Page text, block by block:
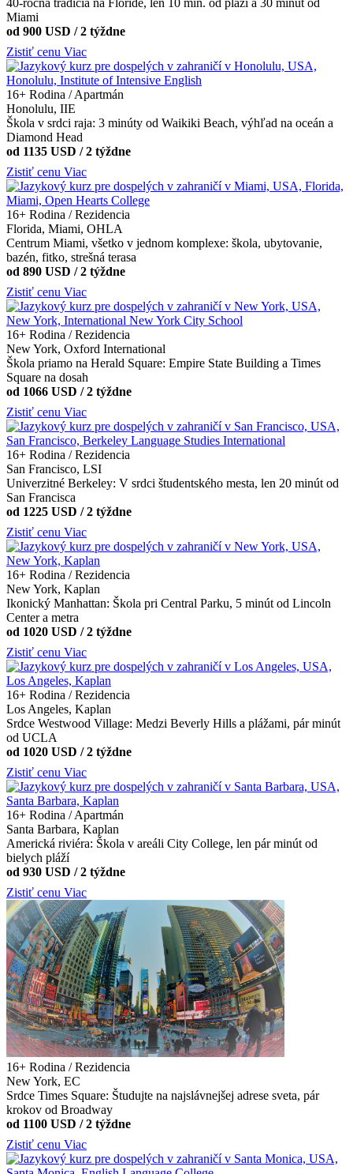
Miami
od 900 USD / 2 týždne
Zistiť cenu Viac
16+ Rodina / Apartmán
Honolulu, IIE
Škola v srdci raja: 3 minúty od Waikiki Beach, výhľad na oceán a
Diamond Head
od 1135 USD / 2 týždne
Zistiť cenu Viac
16+ Rodina / Rezidencia
Florida, Miami, OHLA
Centrum Miami, všetko v jednom komplexe: škola, ubytovanie,
bazén, fitko, strešná terasa
od 890 USD / 2 týždne
Zistiť cenu Viac
16+ Rodina / Rezidencia
New York, Oxford International
Škola priamo na Herald Square: Empire State Building a Times
Square na dosah
od 1066 USD / 2 týždne
Zistiť cenu Viac
16+ Rodina / Rezidencia
San Francisco, LSI
Univerzitné Berkeley: V srdci študentského mesta, len 20 minút od
San Francisca
od 1225 USD / 2 týždne
Zistiť cenu Viac
16+ Rodina / Rezidencia
New York, Kaplan
Ikonický Manhattan: Škola pri Central Parku, 5 minút od Lincoln
Center a metra
od 1020 USD / 2 týždne
Zistiť cenu Viac
16+ Rodina / Rezidencia
Los Angeles, Kaplan
Srdce Westwood Village: Medzi Beverly Hills a plážami, pár minút
od UCLA
od 1020 USD / 2 týždne
Zistiť cenu Viac
16+ Rodina / Apartmán
Santa Barbara, Kaplan
Americká riviéra: Škola v areáli City College, len pár minút od
bielych pláží
od 930 USD / 2 týždne
Zistiť cenu Viac
16+ Rodina / Rezidencia
New York, EC
Srdce Times Square: Študujte na najslávnejšej adrese sveta, pár
krokov od Broadway
od 1100 USD / 2 týždne
Zistiť cenu Viac